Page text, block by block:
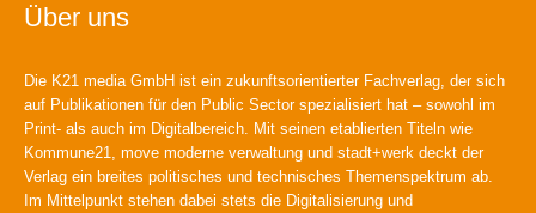
Über uns
Die K21 media GmbH ist ein zukunftsorientierter Fachverlag, der sich
auf Publikationen für den Public Sector spezialisiert hat – sowohl im
Print- als auch im Digitalbereich. Mit seinen etablierten Titeln wie
Kommune21, move moderne verwaltung und stadt+werk deckt der
Verlag ein breites politisches und technisches Themenspektrum ab.
Im Mittelpunkt stehen dabei stets die Digitalisierung und